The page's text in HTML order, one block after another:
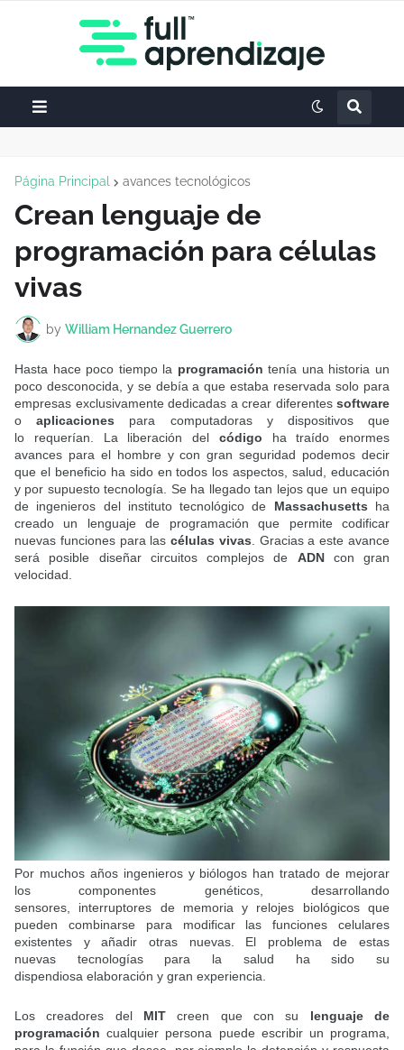
Página Principal avances tecnológicos
Crean lenguaje de
programación para células
vivas
by William Hernandez Guerrero
Hasta hace poco tiempo la programación tenía una historia un
poco desconocida, y se debía a que estaba reservada solo para
empresas exclusivamente dedicadas a crear diferentes software
oaplicaciones para computadoras y dispositivos que
lo requerían. La liberación del código ha traído enormes
avances para el hombre y con gran seguridad podemos decir
que el beneficio ha sido en todos los aspectos, salud, educación
y por supuesto tecnología. Se ha llegado tan lejos que un equipo
de ingenieros del instituto tecnológico de Massachusetts ha
creado un lenguaje de programación que permite codificar
nuevas funciones para las células vivas . Gracias a este avance
será posible diseñar circuitos complejos de ADN con gran
velocidad.
Por muchos años ingenieros y biólogos han tratado de mejorar
los componentes genéticos, desarrollando
sensores, interruptores de memoria y relojes biológicos que
pueden combinarse para modificar las funciones celulares
existentes y añadir otras nuevas. El problema de estas
nuevas tecnologías para la salud ha sido su
dispendiosa elaboración y gran experiencia.
Los creadores del MITcreen que con su lenguaje de
programación cualquier persona puede escribir un programa,